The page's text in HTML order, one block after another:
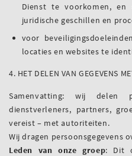
Dienst te voorkomen,
juridische geschillen en
voor
locaties en websites te
4. HET DELEN VAN GEGEVENS
Samenvatting: wij delen
dienstverleners, partners,
vereist – met autoriteiten.
Wij dragen persoonsgegevens
Leden van onze groep: Dit